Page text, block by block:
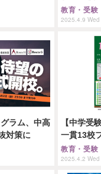
教育・受験
2025.4.9
ラム、中高
対策に
【中学受
一貫13校
教育・受験
2025.4.2